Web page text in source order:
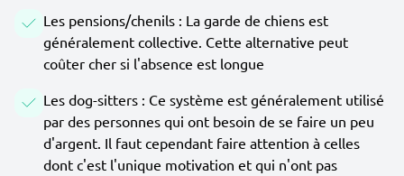
Les pensions/chenils : La garde de chiens est
généralement collective. Cette alternative peut
coûter cher si l'absence est longue
Les dog-sitters : Ce système est généralement utilisé
par des personnes qui ont besoin de se faire un peu
d'argent. Il faut cependant faire attention à celles
dont c'est l'unique motivation et qui n'ont pas